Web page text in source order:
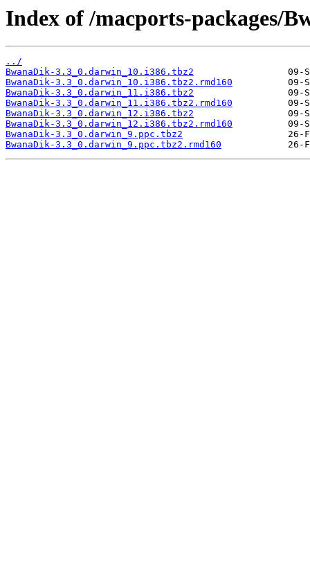
Index of /macports-packages/
../
BwanaDik-3.3_0.darwin_10.i386.tbz2
BwanaDik-3.3_0.darwin_10.i386.tbz2.rmd160
BwanaDik-3.3_0.darwin_11.i386.tbz2
BwanaDik-3.3_0.darwin_11.i386.tbz2.rmd160
BwanaDik-3.3_0.darwin_12.i386.tbz2
BwanaDik-3.3_0.darwin_12.i386.tbz2.rmd160
BwanaDik-3.3_0.darwin_9.ppc.tbz2
BwanaDik-3.3_0.darwin_9.ppc.tbz2.rmd160